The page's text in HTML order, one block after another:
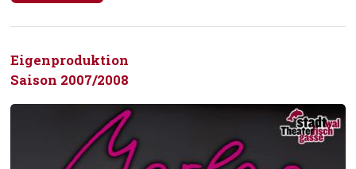
Eigenproduktion
Saison 2007/2008